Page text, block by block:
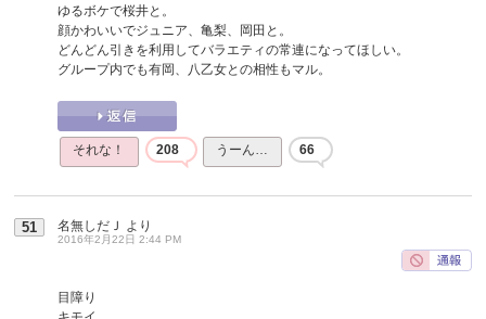
ゆるボケで桜井と。
顔かわいいでジュニア、亀梨、岡田と。
どんどん引きを利用してバラエティの常連になってほしい。
グループ内でも有岡、八乙女との相性もマル。
それな！ 208 うーん… 66
51 名無しだＪ より
2016年2月22日 2:44 PM
目障り